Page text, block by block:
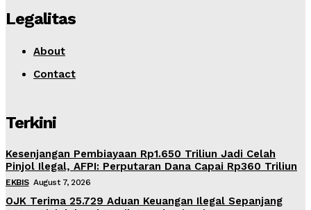
Legalitas
About
Contact
Terkini
Kesenjangan Pembiayaan Rp1.650 Triliun Jadi Celah
Pinjol Ilegal, AFPI: Perputaran Dana Capai Rp360 Triliun
EKBIS August 7, 2026
OJK Terima 25.729 Aduan Keuangan Ilegal Sepanjang